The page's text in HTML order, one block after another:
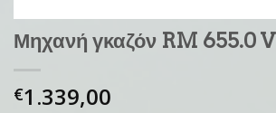
Μηχανή γκαζόν RM 655.0 V
€1.339,00